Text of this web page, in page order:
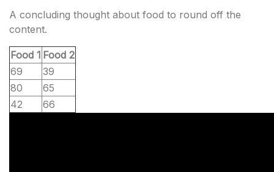
A concluding thought about food to round off the
content.
Food 1 Food 2
69
39
80
65
42
66